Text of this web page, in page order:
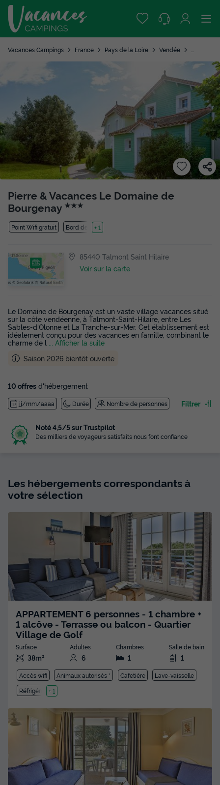
Vacances Campings France Pays de la Loire Vendée
Pierre & Vacances Le Domaine de
Bourgenay ★★★
Point Wifi gratuit Bord de mer
+ 1
85440 Talmont Saint Hilaire
Voir sur la carte
Le Domaine de Bourgenay est un vaste village vacances situé
sur la côte vendéenne, à Talmont-Saint-Hilaire, entre Les
Sables-d'Olonne et La Tranche-sur-Mer. Cet établissement est
idéalement conçu pour des vacances en famille, combinant le
charme de l
... Afficher la suite
Saison 2026 bientôt ouverte
10 offres d'hébergement
jj/mm/aaaa Durée Nombre de personnes Filtrer
Noté 4,5/5 sur Trustpilot
Des milliers de voyageurs satisfaits nous font confiance
Les hébergements correspondants à
votre sélection
APPARTEMENT 6 personnes - 1 chambre +
1 alcôve - Terrasse ou balcon - Quartier
Village de Golf
Surface
38m²
Adultes
6
Chambres
1
Salle de bain
1
Accès wifi Animaux autorisés * Cafetière
Lave-vaisselle
Réfrigérateur
+ 1